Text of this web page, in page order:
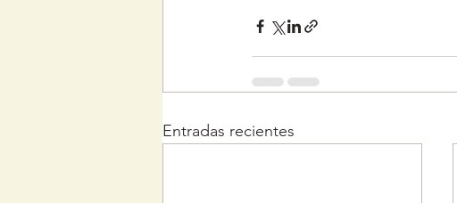
Entradas recientes